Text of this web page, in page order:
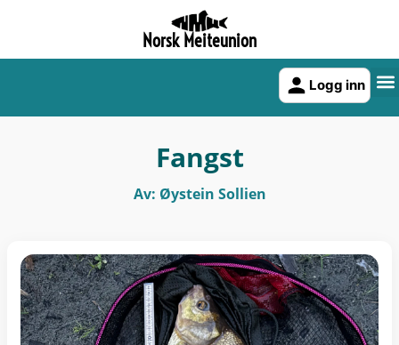
Norsk Meiteunion
Logg inn
Fangst
Av: Øystein Sollien